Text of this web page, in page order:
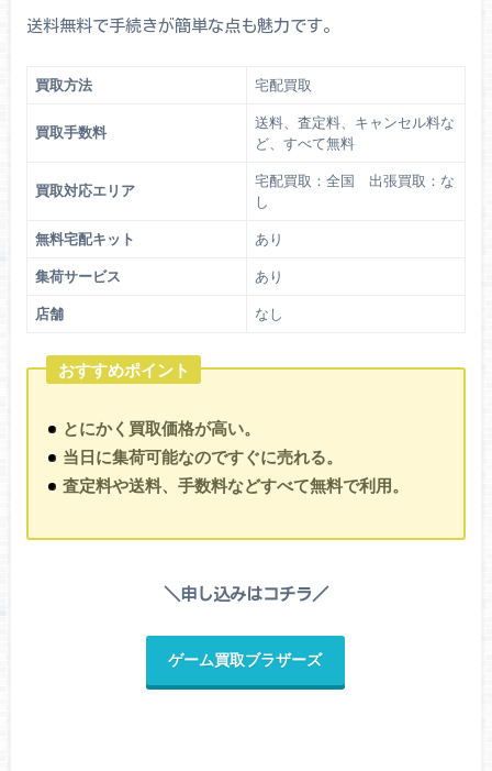
送料無料で手続きが簡単な点も魅力です。
買取方法 宅配買取
買取手数料
送料、査定料、キャンセル料な
ど、すべて無料
買取対応エリア
宅配買取：全国 出張買取：な
し
無料宅配キット あり
集荷サービス あり
店舗 なし
おすすめポイント
とにかく買取価格が高い。
当日に集荷可能なのですぐに売れる。
査定料や送料、手数料などすべて無料で利用。
＼申し込みはコチラ／
ゲーム買取ブラザーズ